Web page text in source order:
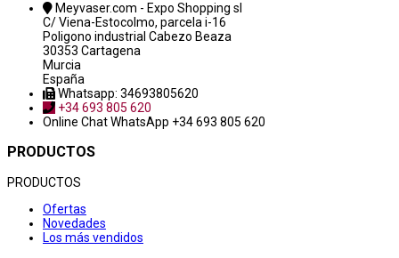
Meyvaser.com - Expo Shopping sl
C/ Viena-Estocolmo, parcela i-16
Poligono industrial Cabezo Beaza
30353 Cartagena
Murcia
España
Whatsapp: 34693805620
+34 693 805 620
Online ChatWhatsApp +34 693 805 620
PRODUCTOS
PRODUCTOS
Ofertas
Novedades
Los más vendidos